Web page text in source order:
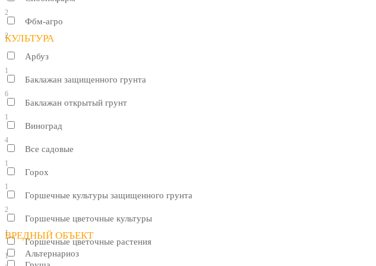
2
Фбм-агро
2
КУЛЬТУРА
Арбуз
1
Баклажан защищенного грунта
6
Баклажан открытый грунт
1
Виноград
4
Все садовые
1
Горох
1
Горшечные культуры защищенного грунта
2
Горшечные цветочные культуры
1
Горшечные цветочные растения
1
ВРЕДНЫЙ ОБЪЕКТ
Альтернариоз